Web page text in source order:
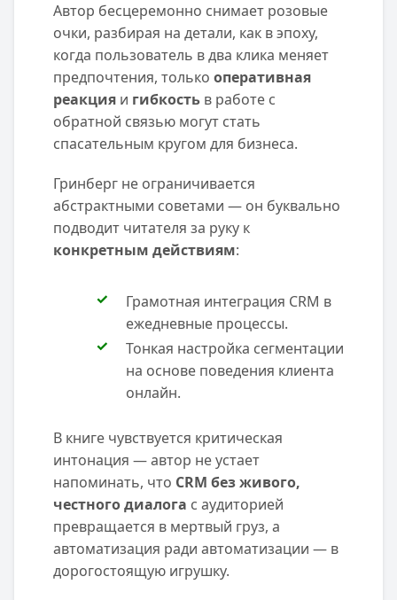
Автор бесцеремонно снимает розовые
очки, разбирая на детали, как в эпоху,
когда пользователь в два клика меняет
предпочтения, только оперативная
реакция и гибкость в работе с
обратной связью могут стать
спасательным кругом для бизнеса.
Гринберг не ограничивается
абстрактными советами — он буквально
подводит читателя за руку к
конкретным действиям:
Грамотная интеграция CRM в
ежедневные процессы.
Тонкая настройка сегментации
на основе поведения клиента
онлайн.
В книге чувствуется критическая
интонация — автор не устает
напоминать, что CRM без живого,
честного диалога с аудиторией
превращается в мертвый груз, а
автоматизация ради автоматизации — в
дорогостоящую игрушку.